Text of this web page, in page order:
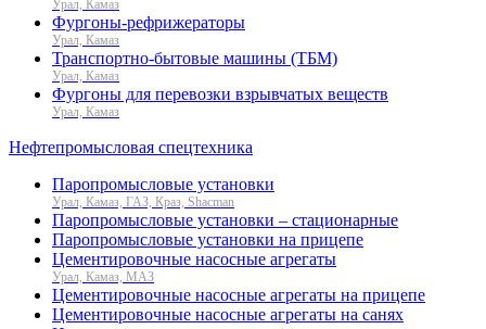
Урал, Камаз
Фургоны-рефрижераторы
Урал, Камаз
Транспортно-бытовые машины (ТБМ)
Урал, Камаз
Фургоны для перевозки взрывчатых веществ
Урал, Камаз
Нефтепромысловая спецтехника
Паропромысловые установки
Урал, Камаз, ГАЗ, Краз, Shacman
Паропромысловые установки – стационарные
Паропромысловые установки на прицепе
Цементировочные насосные агрегаты
Урал, Камаз, МАЗ
Цементировочные насосные агрегаты на прицепе
Цементировочные насосные агрегаты на санях